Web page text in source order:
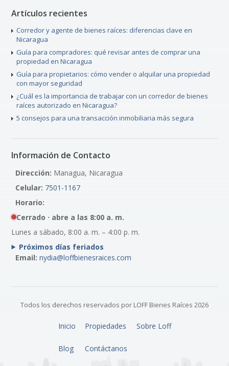
Artículos recientes
Corredor y agente de bienes raíces: diferencias clave en
Nicaragua
Guía para compradores: qué revisar antes de comprar una
propiedad en Nicaragua
Guía para propietarios: cómo vender o alquilar una propiedad
con mayor seguridad
¿Cuál es la importancia de trabajar con un corredor de bienes
raíces autorizado en Nicaragua?
5 consejos para una transacción inmobiliaria más segura
Información de Contacto
Dirección: Managua, Nicaragua
Celular: 7501-1167
Horario:
Cerrado · abre a las 8:00 a. m.
Lunes a sábado, 8:00 a. m. – 4:00 p. m.
Próximos días feriados
Email: nydia@loffbienesraices.com
Todos los derechos reservados por LOFF Bienes Raíces 2026
Inicio Propiedades Sobre Loff
Blog Contáctanos